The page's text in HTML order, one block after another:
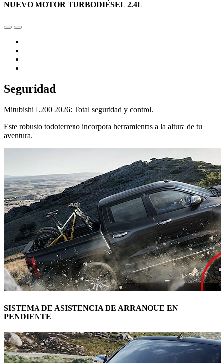
NUEVO MOTOR TURBODIÉSEL 2.4L
Seguridad
Mitubishi L200 2026: Total seguridad y control.
Este robusto todoterreno incorpora herramientas a la altura de tu
aventura.
SISTEMA DE ASISTENCIA DE ARRANQUE EN
PENDIENTE